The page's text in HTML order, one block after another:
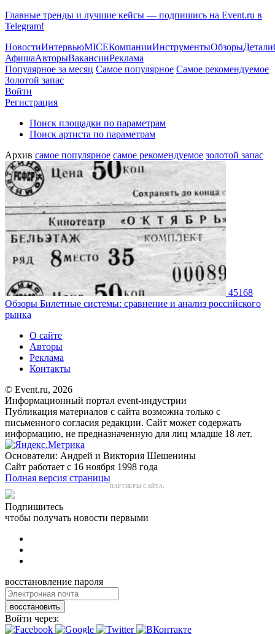
Главные тренды и лучшие кейсы — подпишись на Event.ru в
Telegram!
НовостиИнтервьюMICEКомпанииИнструментыОбзорыДетали
АфишаАвторыВакансииРеклама
Популярное за месяц Самое популярное Самое рекомендуемое
Золотой запас
Войти
Регистрация
Поиск площадки по параметрам
Поиск артиста по параметрам
Архив самое популярное самое рекомендуемое золотой запас
45168
Обзоры Билетные системы: сравнение и анализ российского
рынка
О сайте
Авторы
Реклама
Контакты
© Event.ru, 2026
Информационный портал event-индустрии
Публикация материалов с сайта возможна только с
письменного согласия редакции. Сайт может содержать
информацию, не предназначенную для лиц младше 18 лет.
Основатели: Андрей и Виктория Шешенины
Сайт работает с 16 ноября 1998 года
Полная версия страницы
ПАРТНЕРЫ САЙТА:
Подпишитесь
чтобы получать новости первыми
восстановление пароля
восстановить
Войти через: